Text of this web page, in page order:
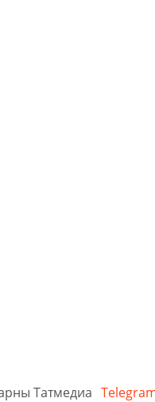
Татмедиа